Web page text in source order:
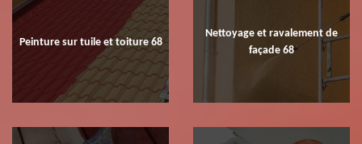
Peinture sur tuile et toiture 68
Nettoyage et ravalement de
façade 68